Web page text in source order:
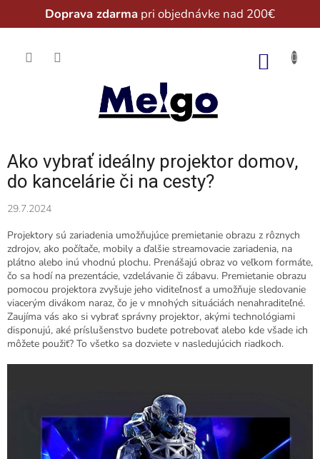
Doprava zdarma pri objednávke nad 200€
obsah
Ako vybrať ideálny projektor domov,
do kancelárie či na cesty?
29.7.2024
Projektory sú zariadenia umožňujúce premietanie obrazu z rôznych
zdrojov, ako počítače, mobily a ďalšie streamovacie zariadenia, na
plátno alebo inú vhodnú plochu. Prenášajú obraz vo veľkom formáte,
čo sa hodí na prezentácie, vzdelávanie či zábavu. Premietanie obrazu
pomocou projektora zvyšuje jeho viditeľnosť a umožňuje sledovanie
viacerým divákom naraz, čo je v mnohých situáciách nenahraditeľné.
Zaujíma vás ako si vybrať správny projektor, akými technológiami
disponujú, aké príslušenstvo budete potrebovať alebo kde všade ich
môžete použiť? To všetko sa dozviete v nasledujúcich riadkoch.